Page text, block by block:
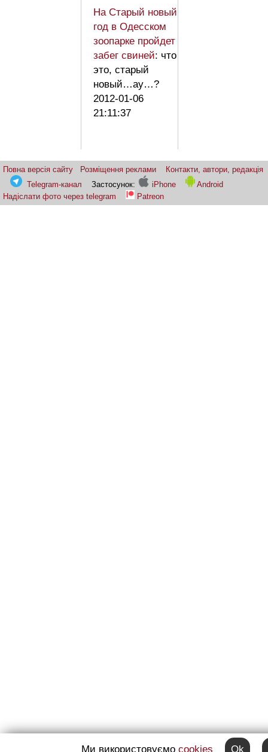
На Старый новый
год в Одесском
зоопарке пройдет
забег свиней: что
это, старый
новый…ау…?
2012-01-06
21:11:37
Повна версія сайту Розміщення реклами
Контакти, автори, редакція
Telegram-канал
Застосунок: iPhone
Android
Надіслати фото через telegram
Patreon
Ми використовуємо cookies Ok